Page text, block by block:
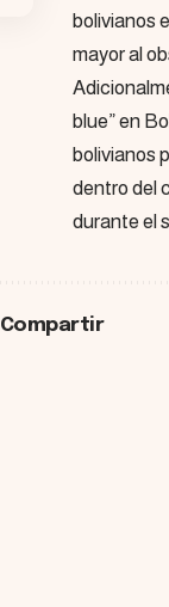
bolivianos
mayor al
blue” en
bolivianos
dentro del
durante el
Compartir